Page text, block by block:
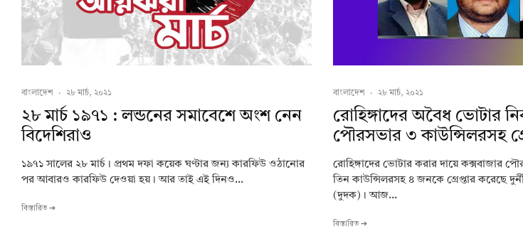
বাংলাদেশ · ২৮ মার্চ, ২০২১
২৮ মার্চ ১৯৭১ : লন্ডনের সমাবেশে অংশ নেন
বিদেশিরাও
১৯৭১ সালের ২৮ মার্চ। প্রথম দফা কয়েক ঘণ্টার জন্য কারফিউ ওঠানোর
পর আবারও কারফিউ দেওয়া হয়। আর তাই এই দিনও...
বিস্তারিত ➔
বাংলাদেশ · ২৮ মার্চ, ২০২১
রোহিঙ্গাদের অবৈধ ভোটার
পৌরসভার ৩ কাউন্সিলরসহ
রোহিঙ্গাদের ভোটার করার দায়ে কক্সবাজার
তিন কাউন্সিলরসহ ৪ জনকে গ্রেপ্তার করেছে
(দুদক)। আজ...
বিস্তারিত ➔